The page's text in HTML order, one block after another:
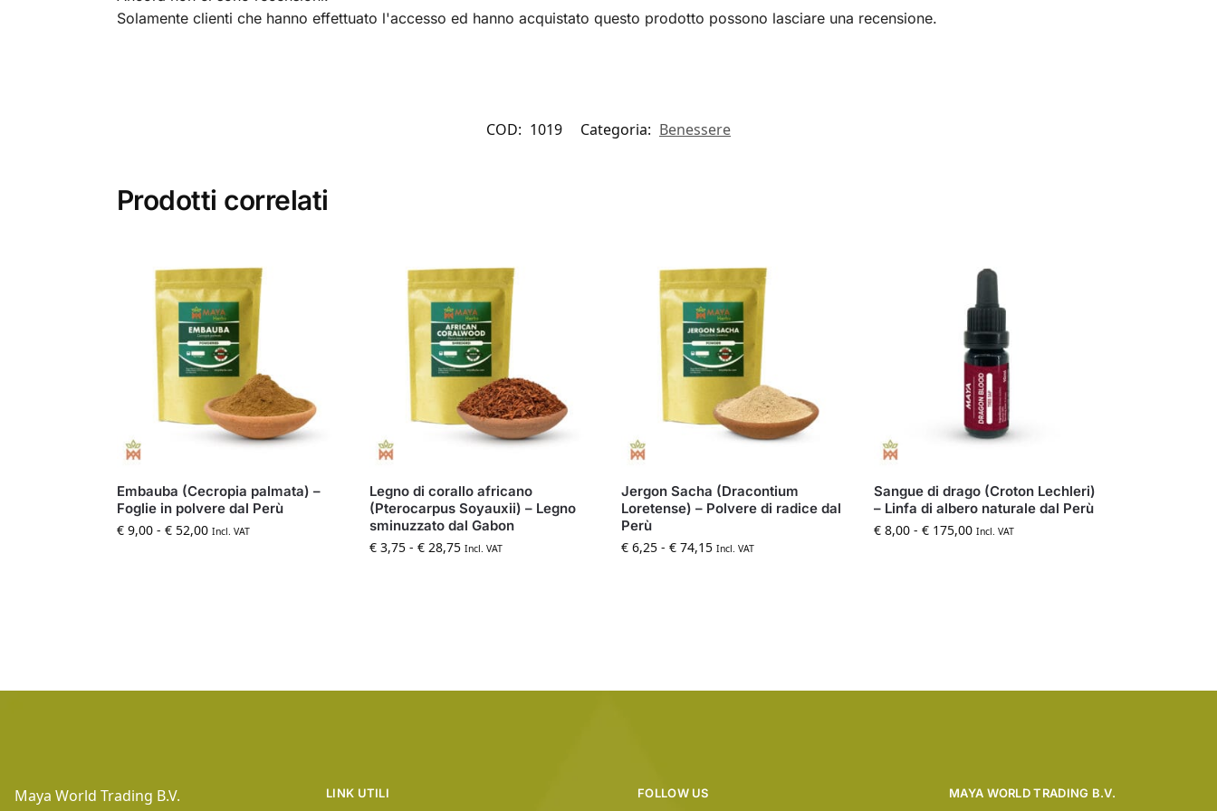
Solamente clienti che hanno effettuato l'accesso ed hanno acquistato questo prodotto possono lasciare una recensione.
COD: 1019 Categoria: Benessere
Prodotti correlati
Embauba (Cecropia palmata) –
Foglie in polvere dal Perù
€9,00 - €52,00 Incl. VAT
Legno di corallo africano
(Pterocarpus Soyauxii) – Legno
sminuzzato dal Gabon
€3,75 - €28,75 Incl. VAT
Jergon Sacha (Dracontium
Loretense) – Polvere di radice dal
Perù
€ 6,25 - € 74,15 Incl. VAT
Sangue di drago (Croton Lechleri)
– Linfa di albero naturale dal Perù
€ 8,00 - € 175,00 Incl. VAT
Maya World Trading B.V.
LINK UTILI MAYA WORLD TRADING B.V.
FOLLOW US